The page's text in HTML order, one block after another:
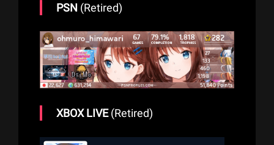
PSN (Retired)
XBOX LIVE(Retired)